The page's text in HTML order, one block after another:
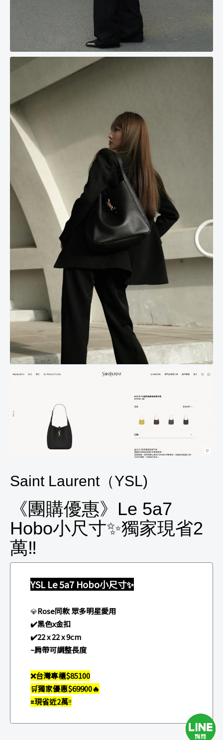
Saint Laurent（YSL)
《團購優惠》Le 5a7
Hobo小尺寸✨獨家現省2
萬‼️
YSL Le 5a7 Hobo小尺寸✨
💎Rose同款 眾多明星愛用
✔️黑色x金扣
✔️22 x 22 x 9cm
~肩帶可調整長度
❌台灣專櫃$85100
🛒獨家優惠$69900🔥
🟰現省近2萬‼️